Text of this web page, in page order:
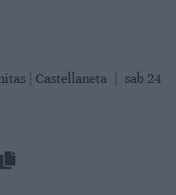
| Castellaneta sab 24